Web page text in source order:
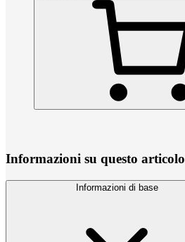
Informazioni su questo articolo
Informazioni di base